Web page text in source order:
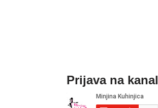
Prijava na kanal